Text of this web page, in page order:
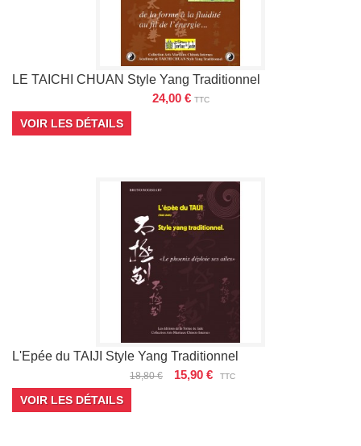
LE TAICHI CHUAN Style Yang Traditionnel
24,00 € TTC
VOIR LES DÉTAILS
L'Epée du TAIJI Style Yang Traditionnel
18,80 € 15,90 € TTC
VOIR LES DÉTAILS